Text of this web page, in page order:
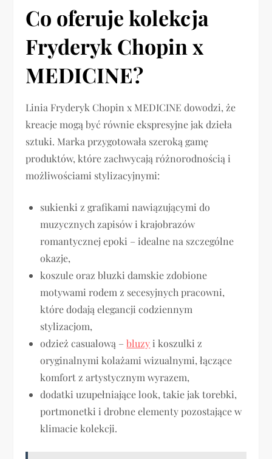
Co oferuje kolekcja
Fryderyk Chopin x
MEDICINE?
Linia Fryderyk Chopin x MEDICINE dowodzi, że
kreacje mogą być równie ekspresyjne jak dzieła
sztuki. Marka przygotowała szeroką gamę
produktów, które zachwycają różnorodnością i
możliwościami stylizacyjnymi:
sukienki z grafikami nawiązującymi do
muzycznych zapisów i krajobrazów
romantycznej epoki – idealne na szczególne
okazje,
koszule oraz bluzki damskie zdobione
motywami rodem z secesyjnych pracowni,
które dodają elegancji codziennym
stylizacjom,
odzież casualową –bluzy i koszulki z
oryginalnymi kolażami wizualnymi, łączące
komfort z artystycznym wyrazem,
dodatki uzupełniające look, takie jak torebki,
portmonetki i drobne elementy pozostające w
klimacie kolekcji.